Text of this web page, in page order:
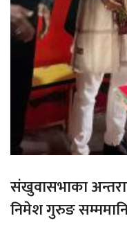
संखुवासभाका
निमेश गुरुङ